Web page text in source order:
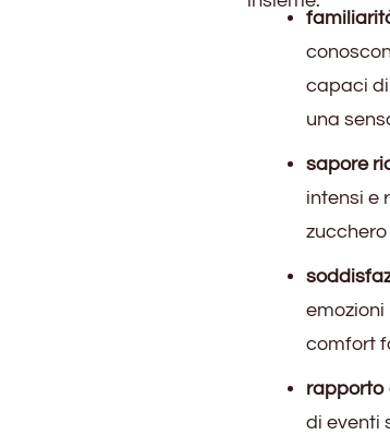
capaci di
una
sapore
intensi e
emozioni
comfort
rapporto
di eventi